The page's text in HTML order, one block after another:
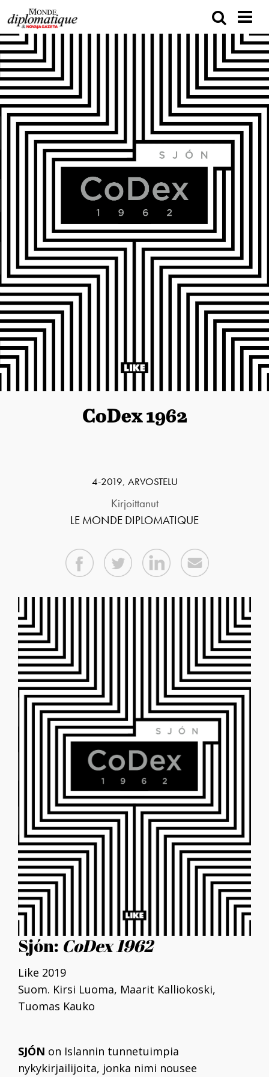
CoDex 1962
4-2019, ARVOSTELU
Kirjoittanut
LE MONDE DIPLOMATIQUE
Sjón: CoDex 1962
Like 2019
Suom. Kirsi Luoma, Maarit Kalliokoski,
Tuomas Kauko
SJÓN on Islannin tunnetuimpia
nykykirjailijoita, jonka nimi nousee